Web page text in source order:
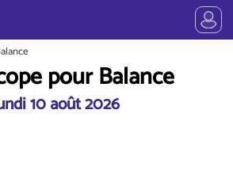
pour Balance
10 août 2026